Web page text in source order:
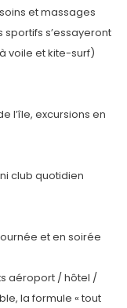
et massages
s’essayeront
voile et kite-surf)
l’île, excursions en
club quotidien
et en soirée
aéroport / hôtel /
la formule « tout